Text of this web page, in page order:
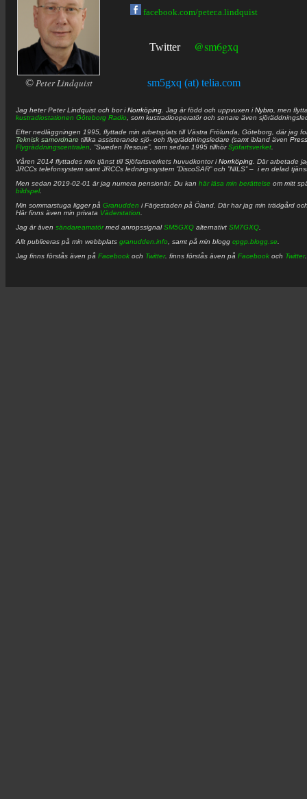
© Peter Lindquist
facebook.com/peter.a.lindquist
Twitter @sm6gxq
sm5gxq (at) telia.com
Jag heterPeter Lindquist och bor iNorrköping . Jag är född och uppvuxen iNybro , men
kustradiostationen Göteborg Radio , som kustradiooperatör och senare även
Efter nedläggningen 1995, flyttade min arbetsplats till Västra Frölunda, Göteborg, där jag
Teknisk samordnare tillika assisterande sjö- och flygräddningsledare (samt ibland även
Flygräddningscentralen , ”Sweden Rescue”, som sedan 1995 tillhörSjöfartsverket
Våren 2014 flyttades min tjänst till Sjöfartsverkets huvudkontor iNorrköping . Där arbetade
JRCCs telefonsystem samt JRCCs ledningssystem ”DiscoSAR” och ”NILS” – i en delad
Men sedan 2019-02-01 är jag numera pensionär. Du kan här läsa min berättelse om mitt
bildspel.
Min sommarstuga ligger på Granudden i Färjestaden på Öland. Där har jag min trädgård
Här finns även min privata Väderstation
Jag är även sändareamatörmed anropssignalSM5GXQ alternativt SM7GXQ
Allt publiceras på min webbplats granudden.info , samt på min blogg cpgp.blogg.se
Jag finns förstås även på Facebook och Twitter. finns förstås även på Facebook och Twitter.